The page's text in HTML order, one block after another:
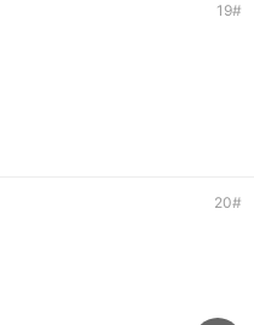
19#
20#